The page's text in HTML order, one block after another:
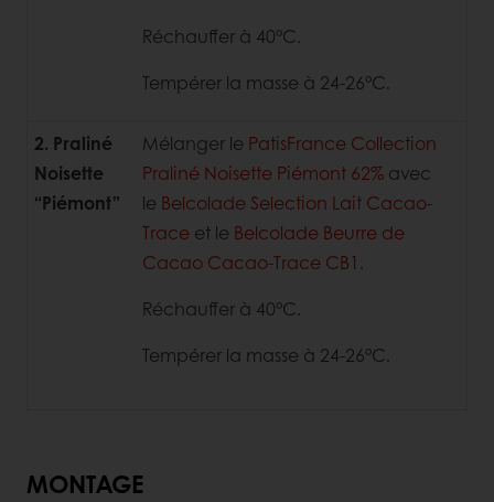
Réchauffer à 40°C.
Tempérer la masse à 24-26°C.
2. Praliné
Noisette
“Piémont”
Mélanger le PatisFrance Collection
Praliné Noisette Piémont 62% avec
le Belcolade Selection Lait Cacao-
Trace et le Belcolade Beurre de
Cacao Cacao-Trace CB1 .
Réchauffer à 40°C.
Tempérer la masse à 24-26°C.
MONTAGE